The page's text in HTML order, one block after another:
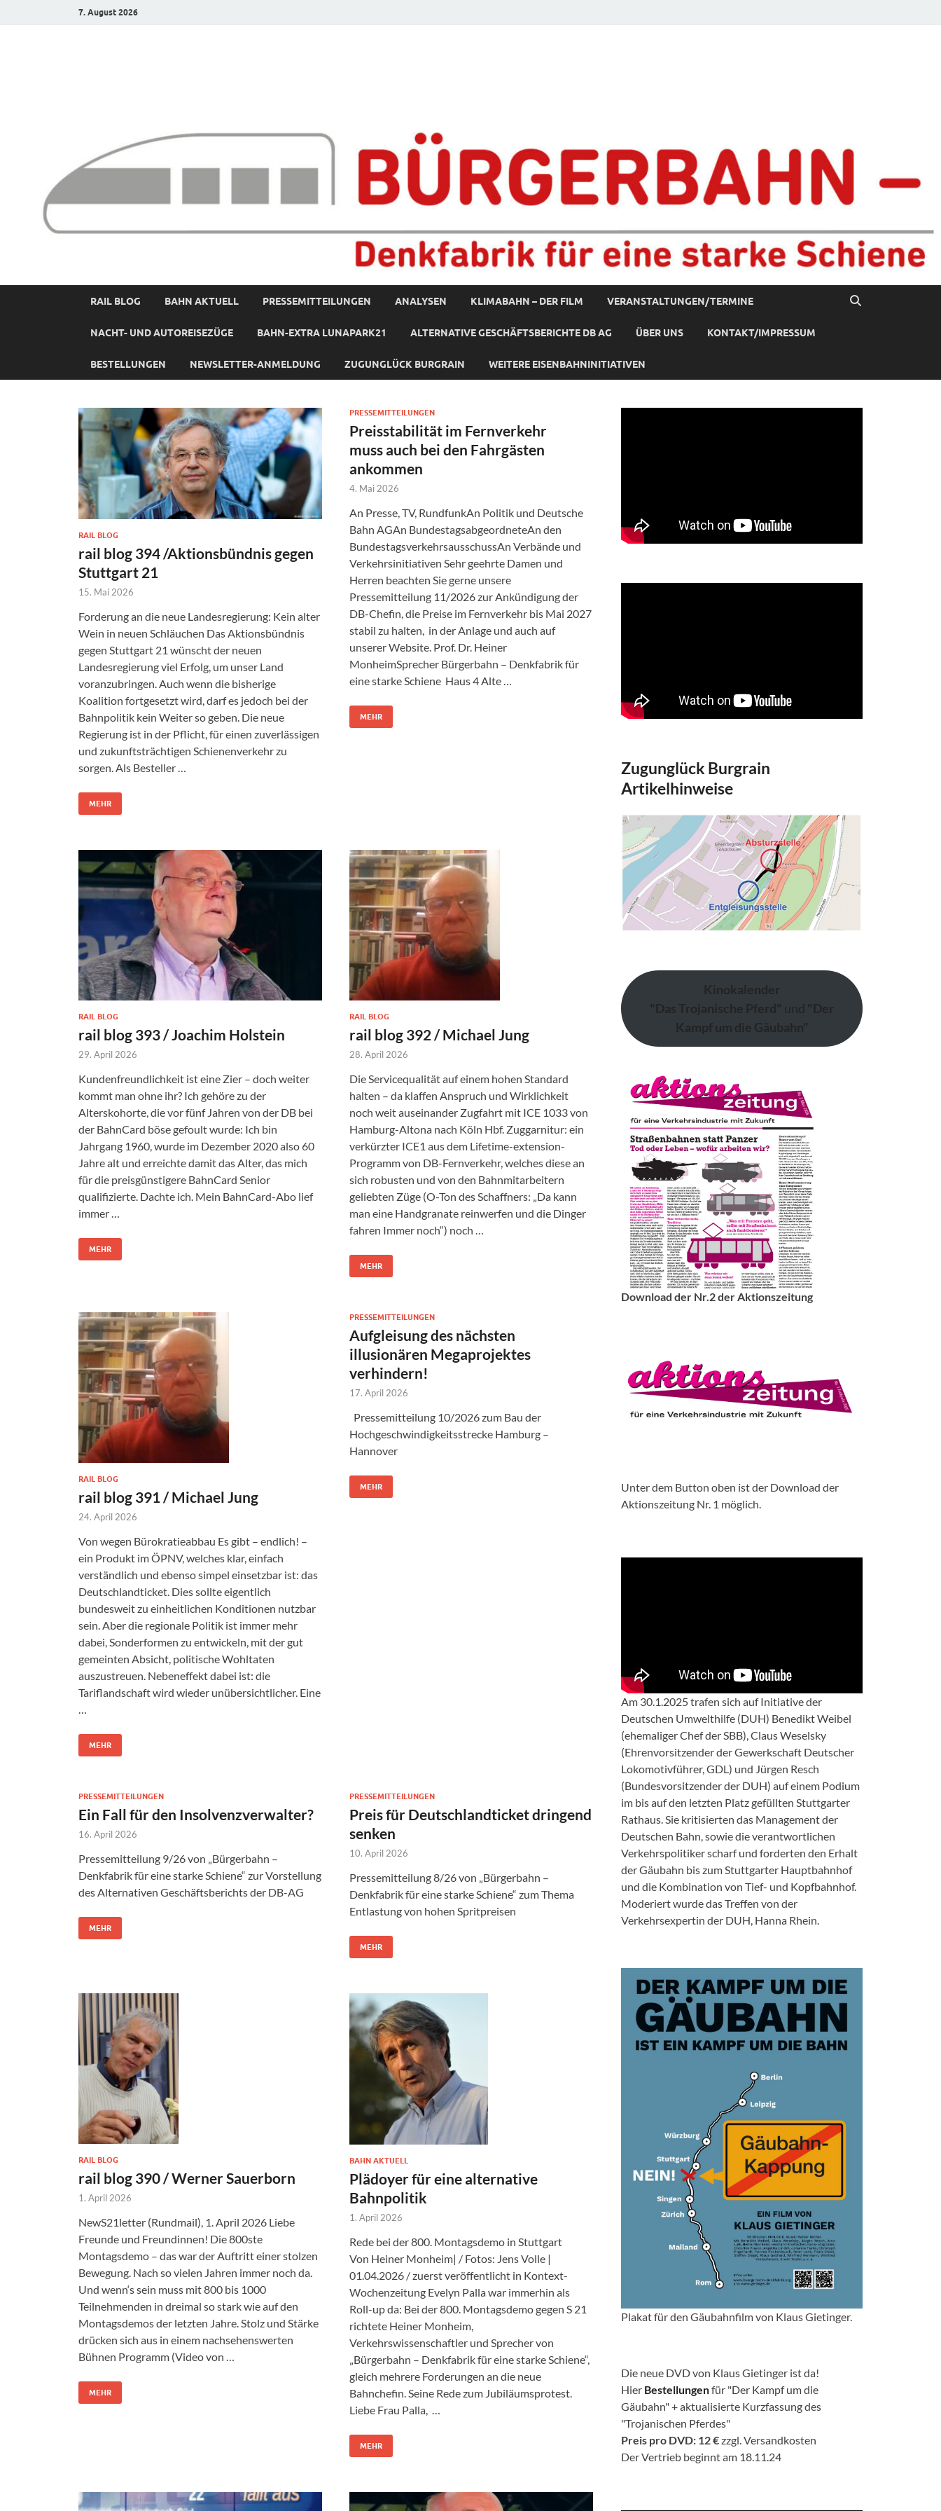
7. August 2026
RAIL BLOG BAHN AKTUELL PRESSEMITTEILUNGEN ANALYSEN KLIMABAHN – DER FILM VERANSTALTUNGEN/TERMINE
NACHT- UND AUTOREISEZÜGE BAHN-EXTRA LUNAPARK21 ALTERNATIVE GESCHÄFTSBERICHTE DB AG ÜBER UNS KONTAKT/IMPRESSUM
BESTELLUNGEN NEWSLETTER-ANMELDUNG ZUGUNGLÜCK BURGRAIN WEITERE EISENBAHNINITIATIVEN
RAIL BLOG
rail blog 394 /Aktionsbündnis gegen
Stuttgart 21
15. Mai 2026
Forderung an die neue Landesregierung: Kein alter
Wein in neuen Schläuchen Das Aktionsbündnis
gegen Stuttgart 21 wünscht der neuen
Landesregierung viel Erfolg, um unser Land
voranzubringen. Auch wenn die bisherige
Koalition fortgesetzt wird, darf es jedoch bei der
Bahnpolitik kein Weiter so geben. Die neue
Regierung ist in der Pflicht, für einen zuverlässigen
und zukunftsträchtigen Schienenverkehr zu
sorgen. Als Besteller …
MEHR
PRESSEMITTEILUNGEN
Preisstabilität im Fernverkehr
muss auch bei den Fahrgästen
ankommen
4. Mai 2026
An Presse, TV, RundfunkAn Politik und Deutsche
Bahn AGAn BundestagsabgeordneteAn den
BundestagsverkehrsausschussAn Verbände und
Verkehrsinitiativen Sehr geehrte Damen und
Herren beachten Sie gerne unsere
Pressemitteilung 11/2026 zur Ankündigung der
DB-Chefin, die Preise im Fernverkehr bis Mai 2027
stabil zu halten, in der Anlage und auch auf
unserer Website. Prof. Dr. Heiner
MonheimSprecher Bürgerbahn – Denkfabrik für
eine starke Schiene Haus 4 Alte …
MEHR
RAIL BLOG
rail blog 393 / Joachim Holstein
29. April 2026
Kundenfreundlichkeit ist eine Zier – doch weiter
kommt man ohne ihr? Ich gehöre zu der
Alterskohorte, die vor fünf Jahren von der DB bei
der BahnCard böse gefoult wurde: Ich bin
Jahrgang 1960, wurde im Dezember 2020 also 60
Jahre alt und erreichte damit das Alter, das mich
für die preisgünstigere BahnCard Senior
qualifizierte. Dachte ich. Mein BahnCard-Abo lief
immer …
MEHR
RAIL BLOG
rail blog 392 / Michael Jung
28. April 2026
Die Servicequalität auf einem hohen Standard
halten – da klaffen Anspruch und Wirklichkeit
noch weit auseinander Zugfahrt mit ICE 1033 von
Hamburg-Altona nach Köln Hbf. Zuggarnitur: ein
verkürzter ICE1 aus dem Lifetime-extension-
Programm von DB-Fernverkehr, welches diese an
sich robusten und von den Bahnmitarbeitern
geliebten Züge (O-Ton des Schaffners: „Da kann
man eine Handgranate reinwerfen und die Dinger
fahren Immer noch“) noch …
MEHR
RAIL BLOG
rail blog 391 / Michael Jung
24. April 2026
Von wegen Bürokratieabbau Es gibt – endlich! –
ein Produkt im ÖPNV, welches klar, einfach
verständlich und ebenso simpel einsetzbar ist: das
Deutschlandticket. Dies sollte eigentlich
bundesweit zu einheitlichen Konditionen nutzbar
sein. Aber die regionale Politik ist immer mehr
dabei, Sonderformen zu entwickeln, mit der gut
gemeinten Absicht, politische Wohltaten
auszustreuen. Nebeneffekt dabei ist: die
Tariflandschaft wird wieder unübersichtlicher. Eine
…
MEHR
PRESSEMITTEILUNGEN
Aufgleisung des nächsten
illusionären Megaprojektes
verhindern!
17. April 2026
Pressemitteilung 10/2026 zum Bau der
Hochgeschwindigkeitsstrecke Hamburg –
Hannover
MEHR
PRESSEMITTEILUNGEN
Ein Fall für den Insolvenzverwalter?
16. April 2026
Pressemitteilung 9/26 von „Bürgerbahn –
Denkfabrik für eine starke Schiene“ zur Vorstellung
des Alternativen Geschäftsberichts der DB-AG
MEHR
PRESSEMITTEILUNGEN
Preis für Deutschlandticket dringend
senken
10. April 2026
Pressemitteilung 8/26 von „Bürgerbahn –
Denkfabrik für eine starke Schiene“ zum Thema
Entlastung von hohen Spritpreisen
MEHR
RAIL BLOG
rail blog 390 / Werner Sauerborn
1. April 2026
NewS21letter (Rundmail), 1. April 2026 Liebe
Freunde und Freundinnen! Die 800ste
Montagsdemo – das war der Auftritt einer stolzen
Bewegung. Nach so vielen Jahren immer noch da.
Und wenn‘s sein muss mit 800 bis 1000
Teilnehmenden in dreimal so stark wie auf den
Montagsdemos der letzten Jahre. Stolz und Stärke
drücken sich aus in einem nachsehenswerten
Bühnen Programm (Video von …
MEHR
BAHN AKTUELL
Plädoyer für eine alternative
Bahnpolitik
1. April 2026
Rede bei der 800. Montagsdemo in Stuttgart
Von Heiner Monheim| / Fotos: Jens Volle |
01.04.2026 / zuerst veröffentlicht in Kontext-
Wochenzeitung Evelyn Palla war immerhin als
Roll-up da: Bei der 800. Montagsdemo gegen S 21
richtete Heiner Monheim,
Verkehrswissenschaftler und Sprecher von
„Bürgerbahn – Denkfabrik für eine starke Schiene“,
gleich mehrere Forderungen an die neue
Bahnchefin. Seine Rede zum Jubiläumsprotest.
Liebe Frau Palla, …
MEHR
Zugunglück Burgrain
Artikelhinweise
Kinokalender
"Das Trojanische Pferd" und "Der
Kampf um die Gäubahn"
Download der Nr.2 der Aktionszeitung
Unter dem Button oben ist der Download der
Aktionszeitung Nr. 1 möglich.
Am 30.1.2025 trafen sich auf Initiative der
Deutschen Umwelthilfe (DUH) Benedikt Weibel
(ehemaliger Chef der SBB), Claus Weselsky
(Ehrenvorsitzender der Gewerkschaft Deutscher
Lokomotivführer, GDL) und Jürgen Resch
(Bundesvorsitzender der DUH) auf einem Podium
im bis auf den letzten Platz gefüllten Stuttgarter
Rathaus. Sie kritisierten das Management der
Deutschen Bahn, sowie die verantwortlichen
Verkehrspolitiker scharf und forderten den Erhalt
der Gäubahn bis zum Stuttgarter Hauptbahnhof
und die Kombination von Tief- und Kopfbahnhof.
Moderiert wurde das Treffen von der
Verkehrsexpertin der DUH, Hanna Rhein.
Plakat für den Gäubahnfilm von Klaus Gietinger.
Die neue DVD von Klaus Gietinger ist da!
Hier Bestellungenfür "Der Kampf um die
Gäubahn" + aktualisierte Kurzfassung des
"Trojanischen Pferdes"
Preis pro DVD: 12 €zzgl. Versandkosten
Der Vertrieb beginnt am 18.11.24